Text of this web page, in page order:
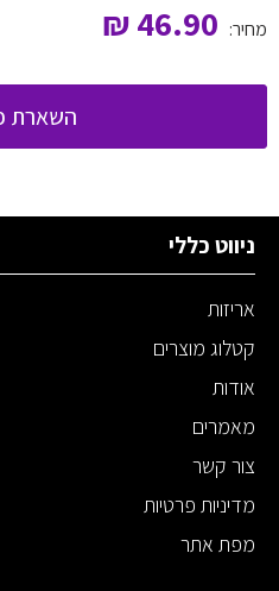
מחיר: 46.90
₪
השארת
ניווט כללי
אריזות
קטלוג מוצרים
אודות
מאמרים
צור קשר
מדיניות פרטיות
מפת אתר